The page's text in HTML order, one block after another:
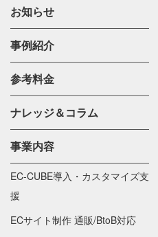
お知らせ
事例紹介
参考料金
ナレッジ＆コラム
事業内容
EC-CUBE導入・カスタマイズ支
援
ECサイト制作 通販/BtoB対応